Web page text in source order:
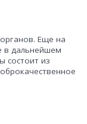
Еще на
в дальнейшем
состоит из